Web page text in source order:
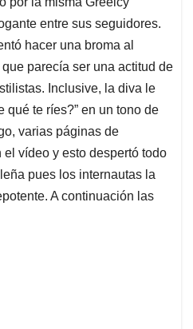
a
d
s
entre sus seguidores.
hacer una broma al
parecía ser una actitud de
Inclusive, la diva le
qué te ríes?” en un tono de
varias páginas de
vídeo y esto despertó todo
pues los internautas la
A continuación las